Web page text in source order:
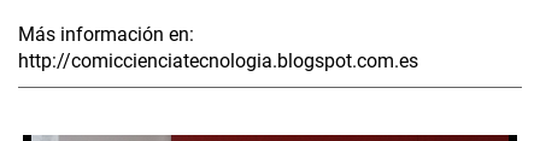
Más información en:
http://comiccienciatecnologia.blogspot.com.es